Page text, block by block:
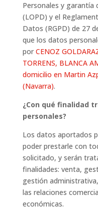
Personales y garantía
(LOPD) y el
Datos (RGPD) de 27
que los datos
por CENOZ
TORRENS, BLANCA
domicilio en Martin
(Navarra).
¿Con qué finalidad
personales?
Los datos aportados
poder prestarle con
solicitado, y serán
finalidades: venta,
gestión
las relaciones
económicas.